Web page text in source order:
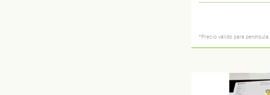
*Precio válido para península.